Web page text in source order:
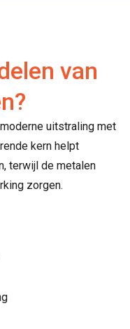
van
uitstraling met
kern helpt
terwijl de metalen
zorgen.